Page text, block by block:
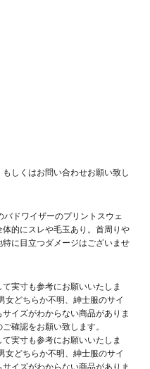
しくはお問い合わせお願い致し
バドワイザーのプリントスウェ
体的にスレや毛玉あり。首周りや
に目立つダメージはございませ
実寸も参考にお願いいたしま
女どちらか不明、紳士服のサイ
イズがわからない商品がありま
確認をお願い致します。
実寸も参考にお願いいたしま
女どちらか不明、紳士服のサイ
イズがわからない商品がありま